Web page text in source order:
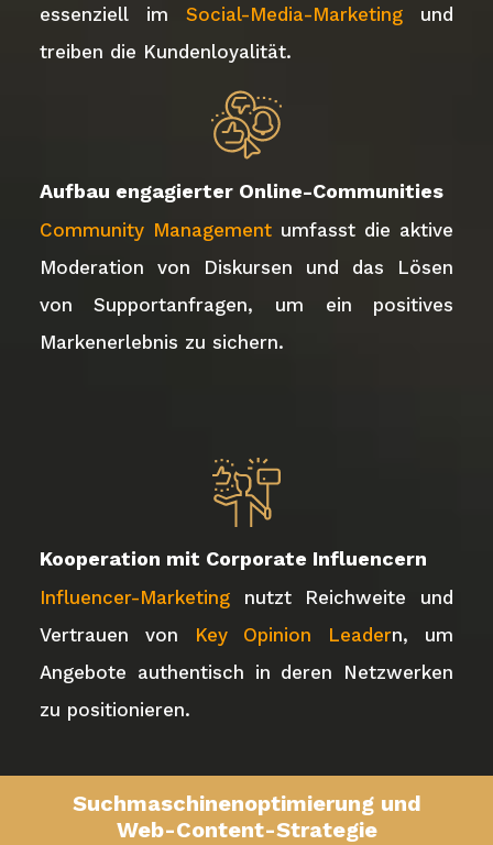
essenziell imSocial-Media-Marketing und
treiben die Kundenloyalität.
Aufbau engagierter Online-Communities
Community Managementumfasst die aktive
Moderation von Diskursen und das Lösen
von Supportanfragen, um ein positives
Markenerlebnis zu sichern.
Kooperation mit Corporate Influencern
Influencer-Marketingnutzt Reichweite und
Vertrauen von
Key Opinion Leadern, um
Angebote authentisch in deren Netzwerken
zu positionieren.
Suchmaschinenoptimierung und
Web-Content-Strategie